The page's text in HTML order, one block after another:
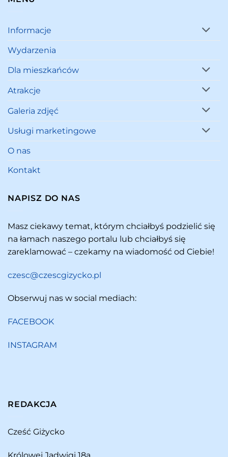
Informacje
Wydarzenia
Dla mieszkańców
Atrakcje
Galeria zdjęć
Usługi marketingowe
O nas
Kontakt
NAPISZ DO NAS
Masz ciekawy temat, którym chciałbyś podzielić się
na łamach naszego portalu lub chciałbyś się
zareklamować – czekamy na wiadomość od Ciebie!
czesc@czescgizycko.pl
Obserwuj nas w social mediach:
FACEBOOK
INSTAGRAM
REDAKCJA
Cześć Giżycko